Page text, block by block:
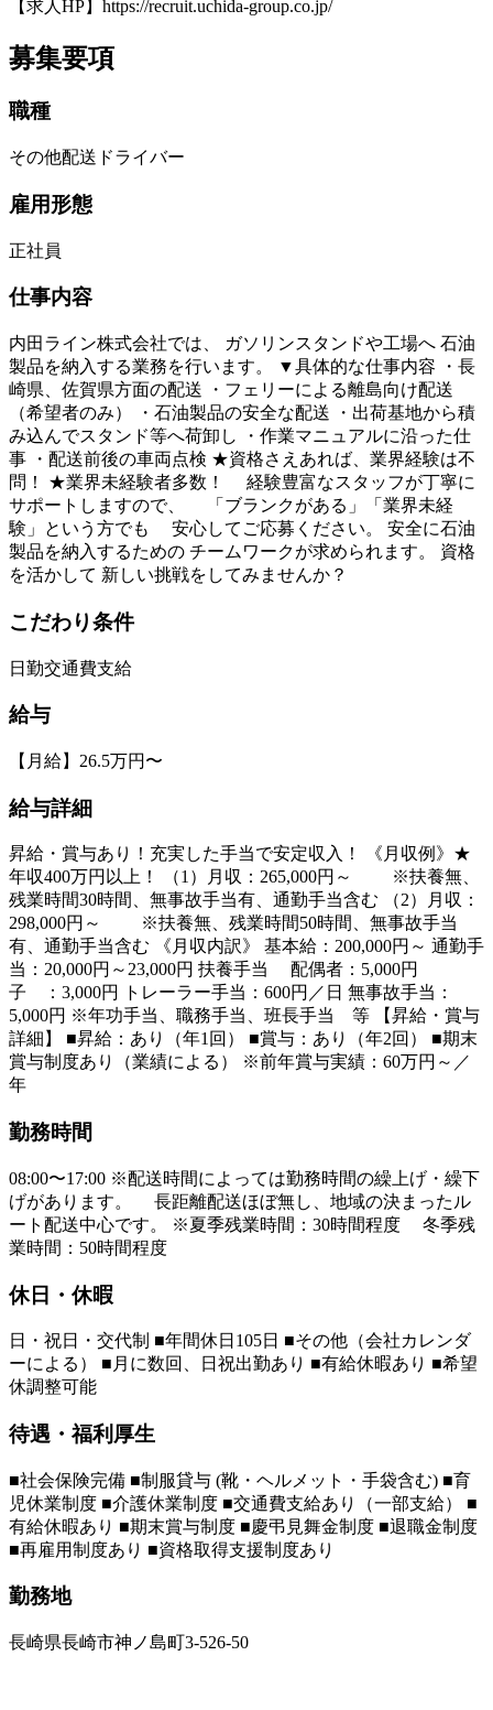
【求人HP】https://recruit.uchida-group.co.jp/
募集要項
職種
その他配送ドライバー
雇用形態
正社員
仕事内容
内田ライン株式会社では、 ガソリンスタンドや工場へ 石油
製品を納入する業務を行います。 ▼具体的な仕事内容 ・長
崎県、佐賀県方面の配送 ・フェリーによる離島向け配送
（希望者のみ） ・石油製品の安全な配送 ・出荷基地から積
み込んでスタンド等へ荷卸し ・作業マニュアルに沿った仕
事 ・配送前後の車両点検 ★資格さえあれば、業界経験は不
問！ ★業界未経験者多数！ 経験豊富なスタッフが丁寧に
サポートしますので、 「ブランクがある」「業界未経
験」という方でも 安心してご応募ください。 安全に石油
製品を納入するための チームワークが求められます。 資格
を活かして 新しい挑戦をしてみませんか？
こだわり条件
日勤交通費支給
給与
【月給】26.5万円〜
給与詳細
昇給・賞与あり！充実した手当で安定収入！ 《月収例》★
年収400万円以上！ （1）月収：265,000円～ ※扶養無、
残業時間30時間、無事故手当有、通勤手当含む （2）月収：
298,000円～ ※扶養無、残業時間50時間、無事故手当
有、通勤手当含む 《月収内訳》 基本給：200,000円～ 通勤手
当：20,000円～23,000円 扶養手当 配偶者：5,000円
子 ：3,000円 トレーラー手当：600円／日 無事故手当：
5,000円 ※年功手当、職務手当、班長手当 等 【昇給・賞与
詳細】 ■昇給：あり（年1回） ■賞与：あり（年2回） ■期末
賞与制度あり（業績による） ※前年賞与実績：60万円～／
年
勤務時間
08:00〜17:00 ※配送時間によっては勤務時間の繰上げ・繰下
げがあります。 長距離配送ほぼ無し、地域の決まったル
ート配送中心です。 ※夏季残業時間：30時間程度 冬季残
業時間：50時間程度
休日・休暇
日・祝日・交代制 ■年間休日105日 ■その他（会社カレンダ
ーによる） ■月に数回、日祝出勤あり ■有給休暇あり ■希望
休調整可能
待遇・福利厚生
■社会保険完備 ■制服貸与 (靴・ヘルメット・手袋含む) ■育
児休業制度 ■介護休業制度 ■交通費支給あり（一部支給） ■
有給休暇あり ■期末賞与制度 ■慶弔見舞金制度 ■退職金制度
■再雇用制度あり ■資格取得支援制度あり
勤務地
長崎県長崎市神ノ島町3-526-50